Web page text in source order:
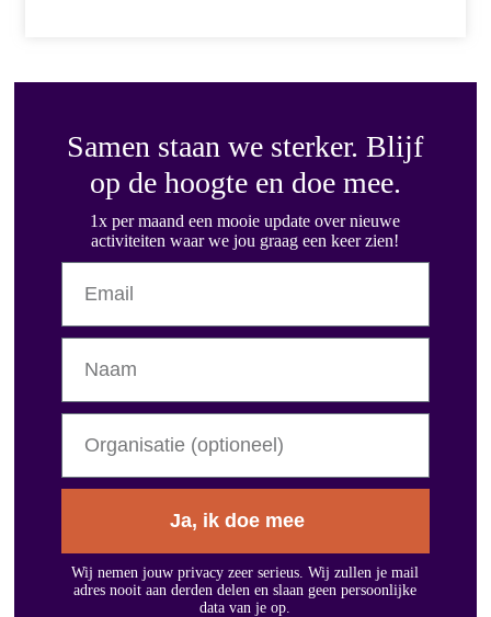
Samen staan we sterker. Blijf
op de hoogte en doe mee.
1x per maand een mooie update over nieuwe
activiteiten waar we jou graag een keer zien!
Ja, ik doe mee
Wij nemen jouw privacy zeer serieus. Wij zullen je mail
adres nooit aan derden delen en slaan geen persoonlijke
data van je op.